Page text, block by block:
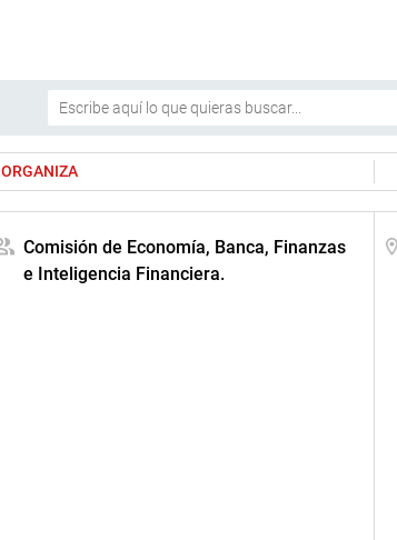
ORGANIZA
Comisión de Economía, Banca, Finanzas
e Inteligencia Financiera.